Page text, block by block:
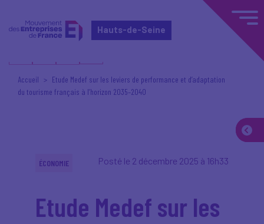
Hauts-de-Seine
Accueil
Etude Medef sur les leviers de performance et d’adaptation
du tourisme français à l’horizon 2035–2040
Posté le 2 décembre 2025 à 16h33
ÉCONOMIE
Etude Medef sur les